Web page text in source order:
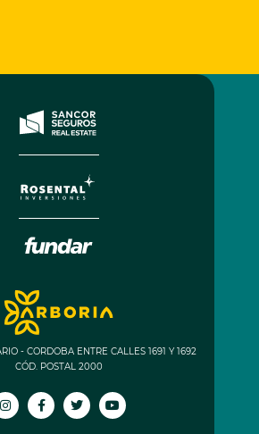
- CORDOBA ENTRE CALLES 1691 Y 1692
CÓD. POSTAL 2000